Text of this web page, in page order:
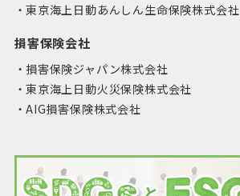
東京海上日動あんしん生命保険株式会社
損害保険会社
損害保険ジャパン株式会社
東京海上日動火災保険株式会社
AIG損害保険株式会社